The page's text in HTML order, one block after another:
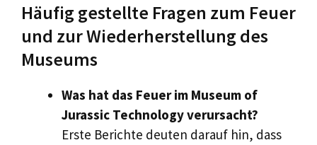
Häufig gestellte Fragen zum Feuer
und zur Wiederherstellung des
Museums
Was hat das Feuer im Museum of
Jurassic Technology verursacht?
Erste Berichte deuten darauf hin, dass